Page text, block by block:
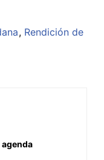
Rendición de